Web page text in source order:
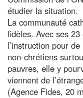
étudier la situation.
La communauté
fidèles. Avec ses
l’instruction pour
non-chrétiens
pauvres, elle y
viennent de
(Agence Fides, 20